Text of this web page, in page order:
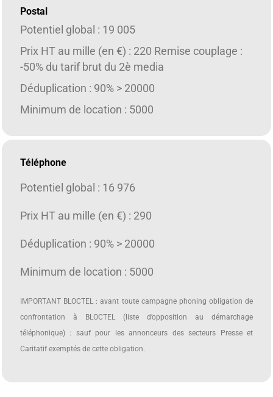
Postal
Potentiel global : 19 005
Prix HT au mille (en €) : 220 Remise couplage :
-50% du tarif brut du 2è media
Déduplication : 90% > 20000
Minimum de location : 5000
Téléphone
Potentiel global : 16 976
Prix HT au mille (en €) : 290
Déduplication : 90% > 20000
Minimum de location : 5000
IMPORTANT BLOCTEL : avant toute campagne phoning obligation de
confrontation à BLOCTEL (liste d’opposition au démarchage
téléphonique) : sauf pour les annonceurs des secteurs Presse et
Caritatif exemptés de cette obligation.